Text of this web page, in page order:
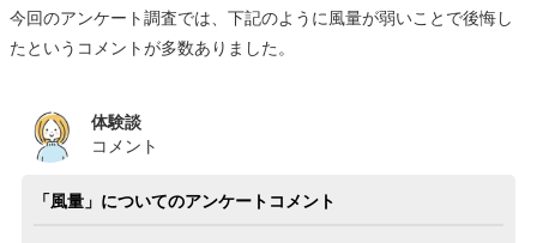
今回のアンケート調査では、下記のように風量が弱いことで後悔し
たというコメントが多数ありました。
体験談
コメント
「風量」についてのアンケートコメント